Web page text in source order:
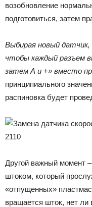
возобновление
подготовиться, затем
Выбирая новый
чтобы каждый разъем
затем А и +» вместо
принципиального
распиновка будет
Другой важный момент
штоком, который
«отпущенных»
вращается шток, нет